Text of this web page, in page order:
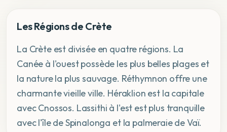
Les Régions de Crète
La Crète est divisée en quatre régions. La
Canée à l'ouest possède les plus belles plages et
la nature la plus sauvage. Réthymnon offre une
charmante vieille ville. Héraklion est la capitale
avec Cnossos. Lassithi à l'est est plus tranquille
avec l'île de Spinalonga et la palmeraie de Vaï.